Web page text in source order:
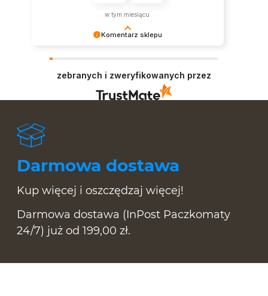
Komentarz sklepu
w tym miesiącu
zebranych i zweryfikowanych przez
Darmowa dostawa
Kup więcej i oszczędzaj więcej!
Darmowa dostawa (InPost Paczkomaty
24/7) już od 199,00 zł.